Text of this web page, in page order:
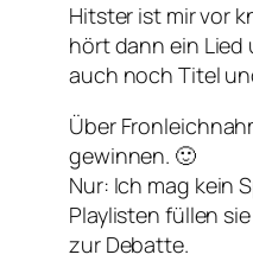
Hitster ist mir vor
hört dann ein Lied
auch noch Titel
Über
gewinnen. 🙂
Nur: Ich mag kein
Playlisten füllen
zur Debatte.